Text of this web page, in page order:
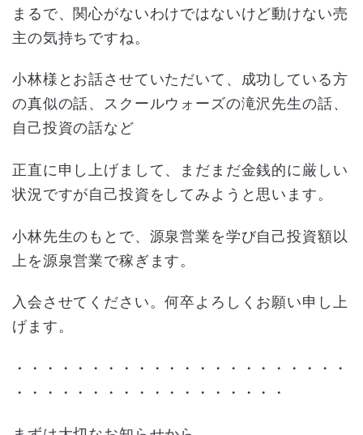
まるで、関心がないわけではないけど動けない売
主の気持ちですね。
小林様とお話させていただいて、成功している方
の真似の話、スクールウォーズの滝沢先生の話、
自己投資の話など
正直に申し上げまして、まだまだ金銭的に厳しい
状況ですが自己投資をしてみようと思います。
小林先生のもとで、源泉営業を学び自己投資額以
上を源泉営業で稼ぎます。
入会させてください。何卒よろしくお願い申し上
げます。
・・・・・・・・・・・・・・・・・・・・・・
・・・・・・・・・・・・・・・・・・